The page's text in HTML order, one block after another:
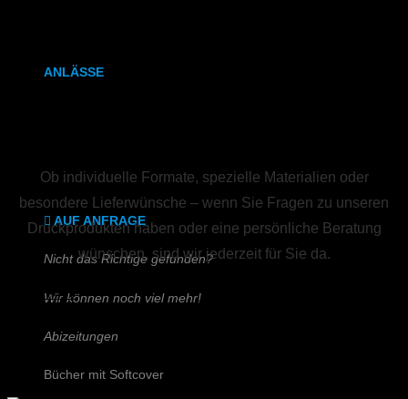
ANLÄSSE
AUF ANFRAGE
Nicht das Richtige gefunden?
Wir können noch viel mehr!
Abizeitungen
Bücher mit Softcover
Ob individuelle Formate, spezielle Materialien oder
besondere Lieferwünsche – wenn Sie Fragen zu unseren
Druckprodukten haben oder eine persönliche Beratung
wünschen, sind wir jederzeit für Sie da.
KONTAKT